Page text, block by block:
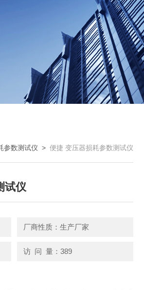
参数测试仪 > 便捷 变压器损耗参数测试仪
试仪
厂商性质：生产厂家
访 问 量：389